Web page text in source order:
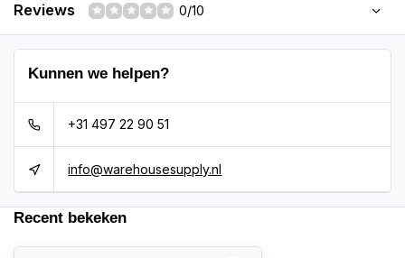
Reviews 0/10
Kunnen we helpen?
+31 497 22 90 51
info@warehousesupply.nl
Recent bekeken